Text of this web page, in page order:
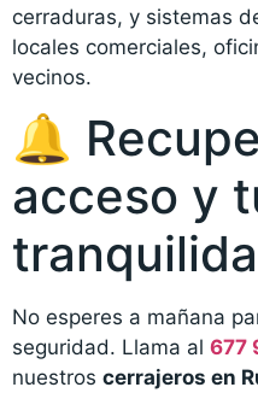
cerraduras, y sistemas
locales comerciales,
vecinos.
🔔
acceso y
No esperes a mañana
seguridad. Llama al 677
nuestros cerrajeros en